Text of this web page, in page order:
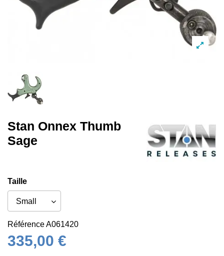
Stan Onnex Thumb
Sage
Taille
RéférenceA061420
335,00 €